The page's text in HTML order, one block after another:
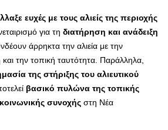
ευχές με τους αλιείς της περιοχής
για τη διατήρηση και ανάδειξη
άρρηκτα την αλιεία με την
την τοπική ταυτότητα. Παράλληλα,
της στήριξης του αλιευτικού
βασικό πυλώνα της τοπικής
συνοχής στη Νέα